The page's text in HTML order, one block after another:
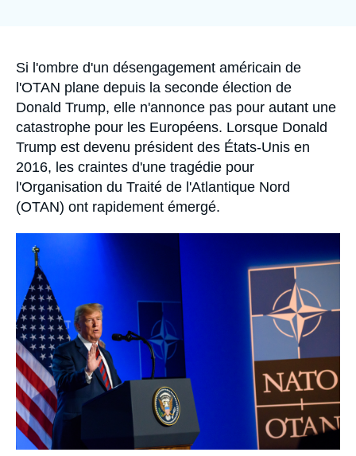
Accroche
Si l'ombre d'un désengagement américain de
l'OTAN plane depuis la seconde élection de
Donald Trump, elle n'annonce pas pour autant une
catastrophe pour les Européens. Lorsque Donald
Trump est devenu président des États-Unis en
2016, les craintes d'une tragédie pour
l'Organisation du Traité de l'Atlantique Nord
(OTAN) ont rapidement émergé.
principale
médiatique